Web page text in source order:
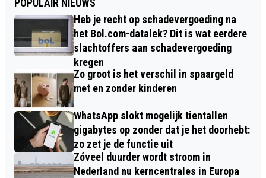
Heb je recht op schadevergoeding na
het Bol.com-datalek? Dit is wat eerdere
slachtoffers aan schadevergoeding
kregen
Zo groot is het verschil in spaargeld
met en zonder kinderen
WhatsApp slokt mogelijk tientallen
gigabytes op zonder dat je het doorhebt:
zo zet je de functie uit
Zóveel duurder wordt stroom in
Nederland nu kerncentrales in Europa